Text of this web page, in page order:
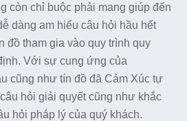
còn chỉ buộc phải mang giúp đến
dàng am hiểu câu hỏi hầu hết
đồ tham gia vào quy trình quy
Với sự cung ứng của
cũng như tín đồ đã Cảm Xúc tự
hỏi giải quyết cũng như khắc
hỏi pháp lý của quý khách.